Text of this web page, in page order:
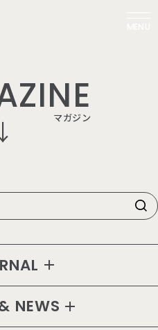
ZINE
マガジン
NEWS